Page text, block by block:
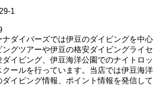
1
ダイバーズでは伊豆のダイビングを中心
グツアーや伊豆の格安ダイビングライセ
イビング、伊豆海洋公園でのナイトロッ
クールを行っています。当店では伊豆海洋
イビング情報、ポイント情報を発信して